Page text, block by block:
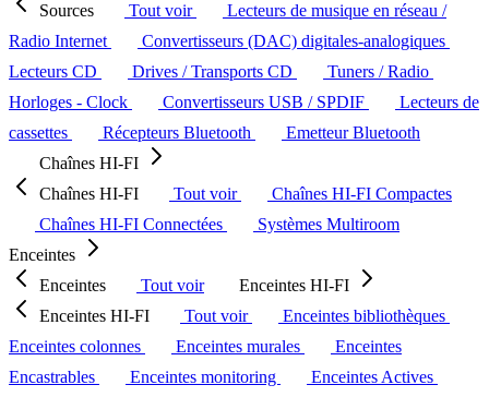
Sources
Tout voir
Lecteurs de musique en réseau /
Radio Internet
Convertisseurs (DAC) digitales-analogiques
Lecteurs CD
Drives / Transports CD
Tuners / Radio
Horloges - Clock
Convertisseurs USB / SPDIF
Lecteurs de
cassettes
Récepteurs Bluetooth
Emetteur Bluetooth
Chaînes HI-FI
Chaînes HI-FI
Tout voir
Chaînes HI-FI Compactes
Chaînes HI-FI Connectées
Systèmes Multiroom
Enceintes
Enceintes
Tout voir
Enceintes HI-FI
Enceintes HI-FI
Tout voir
Enceintes bibliothèques
Enceintes colonnes
Enceintes murales
Enceintes
Encastrables
Enceintes monitoring
Enceintes Actives